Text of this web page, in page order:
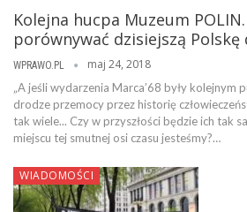
Kolejna hucpa Muzeum
porównywać dzisiejszą Polskę
WPRAWO.PL maj 24, 2018
„A jeśli wydarzenia Marca’68 były kolejnym
drodze przemocy przez historię
tak wiele... Czy w przyszłości będzie ich tak
miejscu tej smutnej osi czasu jesteśmy?…
WIADOMOŚCI